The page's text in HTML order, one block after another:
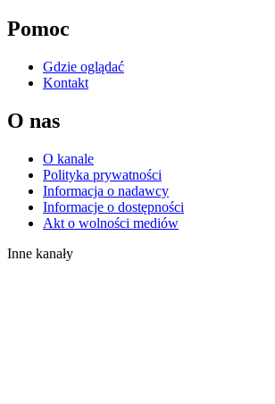
Pomoc
Gdzie oglądać
Kontakt
O nas
O kanale
Polityka prywatności
Informacja o nadawcy
Informacje o dostępności
Akt o wolności mediów
Inne kanały